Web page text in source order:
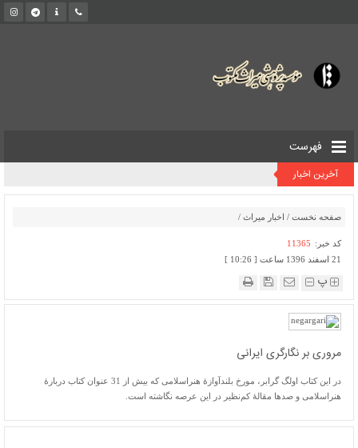
فهرست
آخرین اخبار
صفحه نخست / اخبار میراث /
کد خبر: 11365
21 اسفند 1396 ساعت [ 10:26 ]
پ
مروری بر نگارگری ايرانی
در این كتاب اولگ گرابر، مورخ بلندآوازۀ هنراسلامی كه بیش از 31 عنوان كتاب دربارۀ
هنراسلامی و صدها مقالۀ كم‌نظیر در این عرصه نگاشته است.